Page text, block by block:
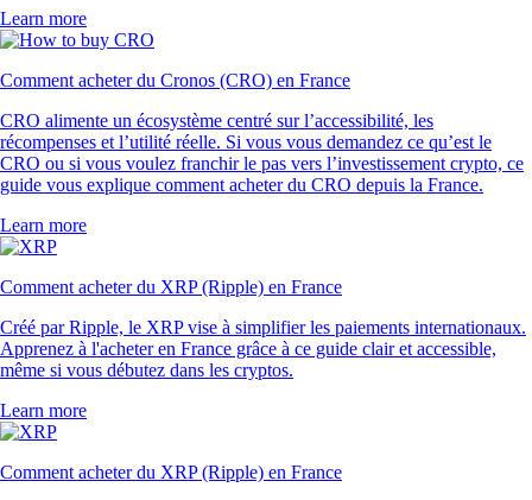
Learn more
Comment acheter du Cronos (CRO) en France
CRO alimente un écosystème centré sur l’accessibilité, les
récompenses et l’utilité réelle. Si vous vous demandez ce qu’est le
CRO ou si vous voulez franchir le pas vers l’investissement crypto, ce
guide vous explique comment acheter du CRO depuis la France.
Learn more
Comment acheter du XRP (Ripple) en France
Créé par Ripple, le XRP vise à simplifier les paiements internationaux.
Apprenez à l'acheter en France grâce à ce guide clair et accessible,
même si vous débutez dans les cryptos.
Learn more
Comment acheter du XRP (Ripple) en France